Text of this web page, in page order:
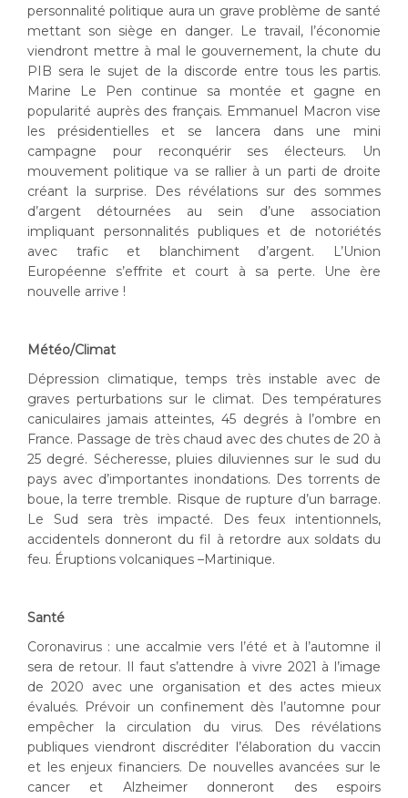
personnalité politique aura un grave problème de santé
mettant son siège en danger. Le travail, l’économie
viendront mettre à mal le gouvernement, la chute du
PIB sera le sujet de la discorde entre tous les partis.
Marine Le Pen continue sa montée et gagne en
popularité auprès des français. Emmanuel Macron vise
les présidentielles et se lancera dans une mini
campagne pour reconquérir ses électeurs. Un
mouvement politique va se rallier à un parti de droite
créant la surprise. Des révélations sur des sommes
d’argent détournées au sein d’une association
impliquant personnalités publiques et de notoriétés
avec trafic et blanchiment d’argent. L’Union
Européenne s’effrite et court à sa perte. Une ère
nouvelle arrive !
Météo/Climat
Dépression climatique, temps très instable avec de
graves perturbations sur le climat. Des températures
caniculaires jamais atteintes, 45 degrés à l’ombre en
France. Passage de très chaud avec des chutes de 20 à
25 degré. Sécheresse, pluies diluviennes sur le sud du
pays avec d’importantes inondations. Des torrents de
boue, la terre tremble. Risque de rupture d’un barrage.
Le Sud sera très impacté. Des feux intentionnels,
accidentels donneront du fil à retordre aux soldats du
feu. Éruptions volcaniques –Martinique.
Santé
Coronavirus : une accalmie vers l’été et à l’automne il
sera de retour. Il faut s’attendre à vivre 2021 à l’image
de 2020 avec une organisation et des actes mieux
évalués. Prévoir un confinement dès l’automne pour
empêcher la circulation du virus. Des révélations
publiques viendront discréditer l’élaboration du vaccin
et les enjeux financiers. De nouvelles avancées sur le
cancer et Alzheimer donneront des espoirs